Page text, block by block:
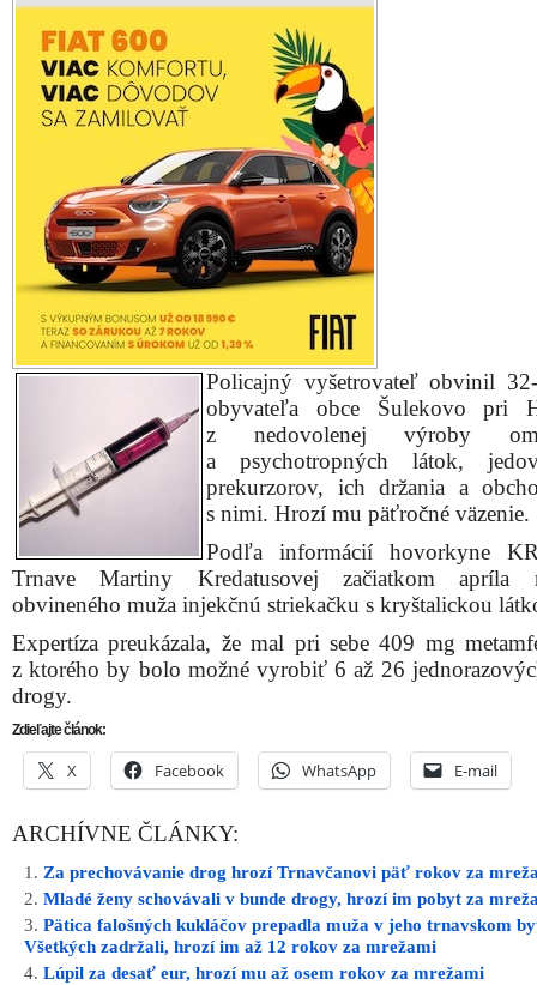
Policajný vyšetrovateľ obvinil
obyvateľa obce Šulekovo pri
z nedovolenej výroby
a psychotropných látok,
prekurzorov, ich držania a
s nimi. Hrozí mu päťročné väzenie.
Podľa informácií hovorkyne
Trnave Martiny Kredatusovej začiatkom
obvineného muža injekčnú striekačku s kryštalickou
Expertíza preukázala, že mal pri sebe 409 mg
z ktorého by bolo možné vyrobiť 6 až 26
drogy.
Zdieľajte článok:
X Facebook WhatsApp E-mail
ARCHÍVNE ČLÁNKY:
Za prechovávanie drog hrozí Trnavčanovi päť rokov za
Mladé ženy schovávali v bunde drogy, hrozí im pobyt za
Pätica falošných kukláčov prepadla muža v jeho trnavskom
Všetkých zadržali, hrozí im až 12 rokov za mrežami
Lúpil za desať eur, hrozí mu až osem rokov za mrežami